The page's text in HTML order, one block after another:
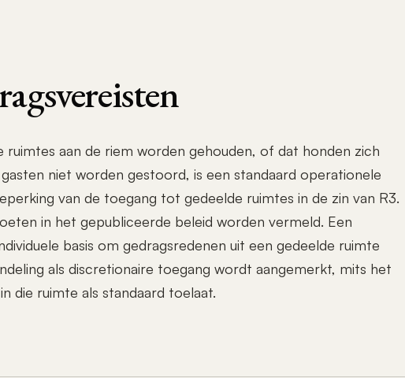
ruimtes aan de riem worden gehouden, of dat honden zich
niet worden gestoord, is een standaard operationele
van de toegang tot gedeelde ruimtes in de zin van R3.
in het gepubliceerde beleid worden vermeld. Een
basis om gedragsredenen uit een gedeelde ruimte
als discretionaire toegang wordt aangemerkt, mits het
die ruimte als standaard toelaat.